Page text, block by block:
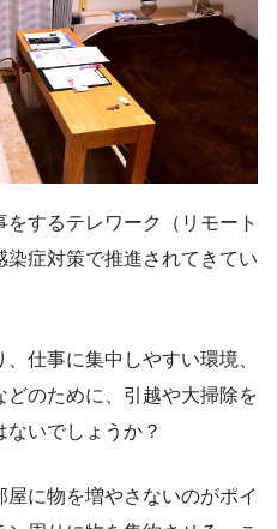
するテレワーク（リモート
症対策で推進されてきてい
仕事に集中しやすい環境、
のために、引越や大掃除を
いでしょうか？
に物を増やさないのがポイ